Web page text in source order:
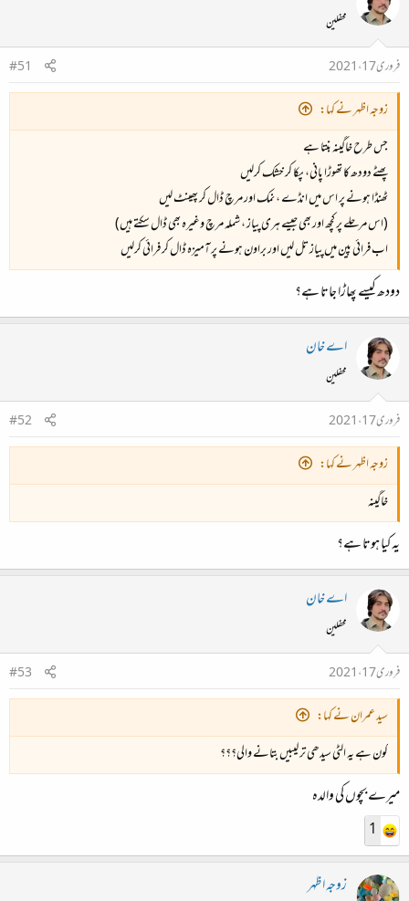
محفلین
فروری 17، 2021
#51
زوجہ اظہر نے کہا:
جس طرح خاگینہ بنتا ہے
پھٹے دودھ کا تھوڑا پانی، پکا کر خشک کرلیں
ٹھنڈا ہونے پر اس میں انڈے ، نمک اور مرچ ڈال کر پھینٹ لیں
(اس مرحلے پر کچھ اور بھی جیسے ہری پیاز ، شملہ مرچ وغیرہ بھی ڈال سکتے ہیں)
اب فرائی پین میں پیاز تل لیں اور براون ہونے پر آمیزہ ڈال کر فرائی کرلیں
دودھ کیسے پھاڑا جاتا ہے؟
اے خان
محفلین
فروری 17، 2021
#52
زوجہ اظہر نے کہا:
خاگینہ
یہ کیا ہوتا ہے؟
اے خان
محفلین
فروری 17، 2021
#53
سید عمران نے کہا:
کون ہے یہ الٹی سیدھی ترکیبیں بتانے والی؟؟؟
میرے بچوں کی والدہ
1
زوجہ اظہر